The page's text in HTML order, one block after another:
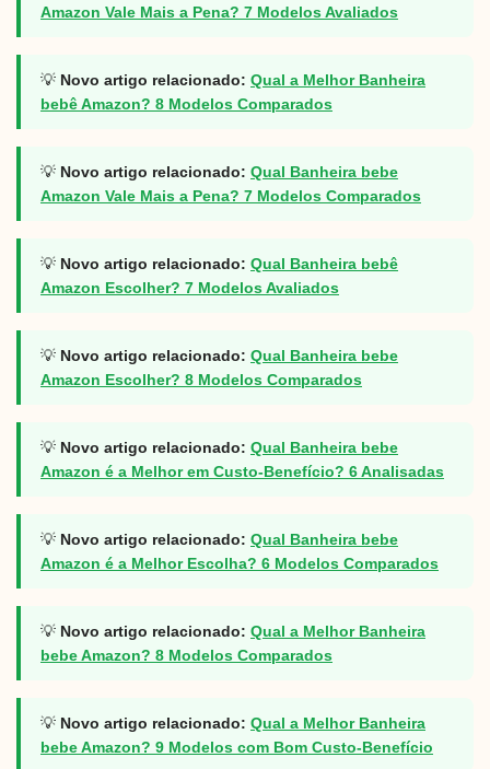
Amazon Vale Mais a Pena? 7 Modelos Avaliados
💡 Novo artigo relacionado: Qual a Melhor Banheira
bebê Amazon? 8 Modelos Comparados
💡 Novo artigo relacionado: Qual Banheira bebe
Amazon Vale Mais a Pena? 7 Modelos Comparados
💡 Novo artigo relacionado: Qual Banheira bebê
Amazon Escolher? 7 Modelos Avaliados
💡 Novo artigo relacionado: Qual Banheira bebe
Amazon Escolher? 8 Modelos Comparados
💡 Novo artigo relacionado: Qual Banheira bebe
Amazon é a Melhor em Custo-Benefício? 6 Analisadas
💡 Novo artigo relacionado: Qual Banheira bebe
Amazon é a Melhor Escolha? 6 Modelos Comparados
💡 Novo artigo relacionado: Qual a Melhor Banheira
bebe Amazon? 8 Modelos Comparados
💡 Novo artigo relacionado: Qual a Melhor Banheira
bebe Amazon? 9 Modelos com Bom Custo-Benefício